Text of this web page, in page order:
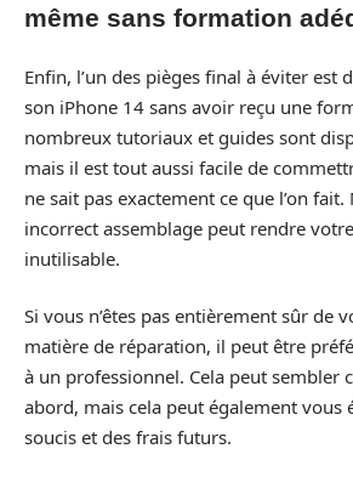
même sans formation
Enfin, l’un des pièges final à éviter est
son iPhone 14 sans avoir reçu une
nombreux tutoriaux et guides sont
mais il est tout aussi facile de
ne sait pas exactement ce que l’on
incorrect assemblage peut rendre
inutilisable.
Si vous n’êtes pas entièrement sûr de
matière de réparation, il peut être
à un professionnel. Cela peut sembler
abord, mais cela peut également vous
soucis et des frais futurs.